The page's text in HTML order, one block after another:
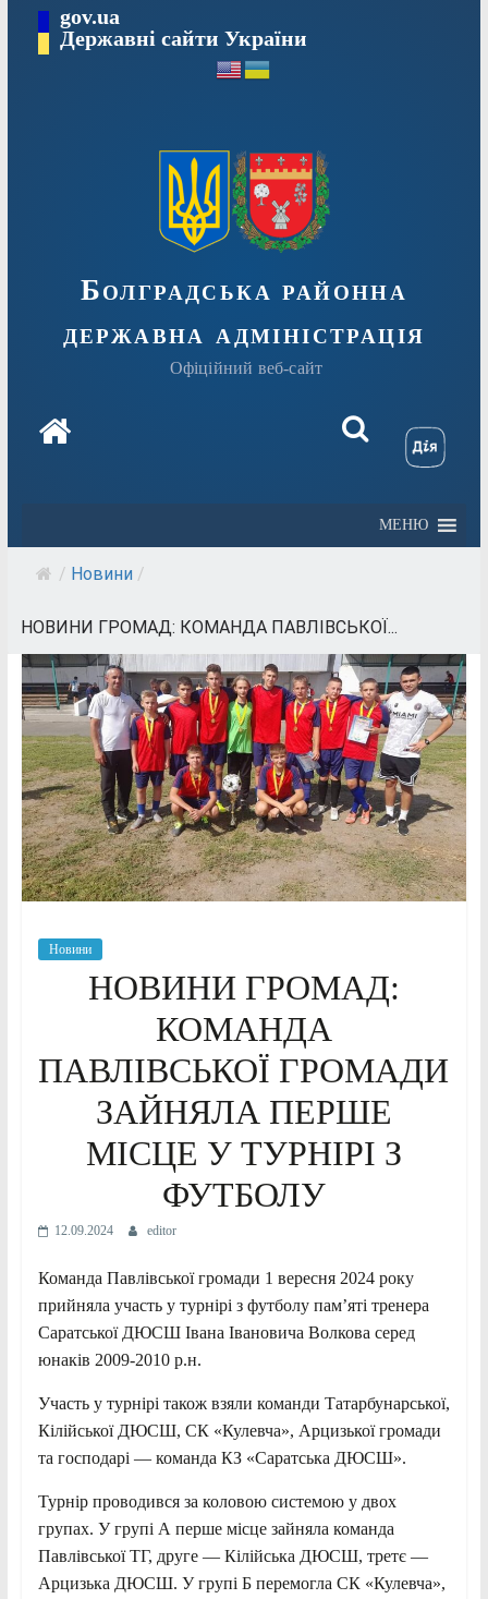
Перейтиgov.ua
Державні сайти України
Болградська районна
державна адміністрація
Офіційний веб-сайт
МЕНЮ
/ Новини /
НОВИНИ ГРОМАД: КОМАНДА ПАВЛІВСЬКОЇ...
Новини
НОВИНИ ГРОМАД:
КОМАНДА
ПАВЛІВСЬКОЇ ГРОМАДИ
ЗАЙНЯЛА ПЕРШЕ
МІСЦЕ У ТУРНІРІ З
ФУТБОЛУ
12.09.2024 editor
Команда Павлівської громади 1 вересня 2024 року
прийняла участь у турнірі з футболу пам’яті тренера
Саратської ДЮСШ Івана Івановича Волкова серед
юнаків 2009-2010 р.н.
Участь у турнірі також взяли команди Татарбунарської,
Кілійської ДЮСШ, СК «Кулевча», Арцизької громади
та господарі — команда КЗ «Саратська ДЮСШ».
Турнір проводився за коловою системою у двох
групах. У групі А перше місце зайняла команда
Павлівської ТГ, друге — Кілійська ДЮСШ, третє —
Арцизька ДЮСШ. У групі Б перемогла СК «Кулевча»,